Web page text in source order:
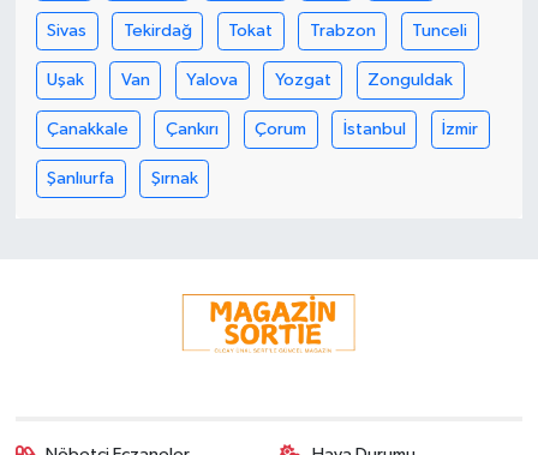
Sivas Tekirdağ Tokat Trabzon Tunceli
Uşak Van Yalova Yozgat Zonguldak
Çanakkale Çankırı Çorum İstanbul İzmir
Şanlıurfa Şırnak